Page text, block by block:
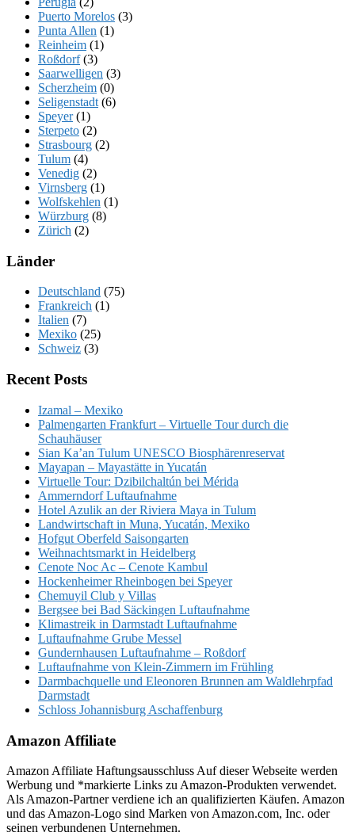
Puerto Morelos (3)
Punta Allen (1)
Reinheim (1)
Roßdorf(3)
Saarwelligen (3)
Scherzheim (0)
Seligenstadt (6)
Speyer(1)
Sterpeto (2)
Strasbourg (2)
Tulum (4)
Venedig (2)
Virnsberg (1)
Wolfskehlen (1)
Würzburg (8)
Zürich (2)
Länder
Deutschland (75)
Frankreich (1)
Italien (7)
Mexiko (25)
Schweiz (3)
Recent Posts
Izamal – Mexiko
Palmengarten Frankfurt – Virtuelle Tour durch die
Schauhäuser
Sian Ka’an Tulum UNESCO Biosphärenreservat
Mayapan – Mayastätte in Yucatán
Virtuelle Tour: Dzibilchaltún bei Mérida
Ammerndorf Luftaufnahme
Hotel Azulik an der Riviera Maya in Tulum
Landwirtschaft in Muna, Yucatán, Mexiko
Hofgut Oberfeld Saisongarten
Weihnachtsmarkt in Heidelberg
Cenote Noc Ac – Cenote Kambul
Hockenheimer Rheinbogen bei Speyer
Chemuyil Club y Villas
Bergsee bei Bad Säckingen Luftaufnahme
Klimastreik in Darmstadt Luftaufnahme
Luftaufnahme Grube Messel
Gundernhausen Luftaufnahme – Roßdorf
Luftaufnahme von Klein-Zimmern im Frühling
Darmbachquelle und Eleonoren Brunnen am Waldlehrpfad
Darmstadt
Schloss Johannisburg Aschaffenburg
Amazon Affiliate
Amazon Affiliate Haftungsausschluss Auf dieser Webseite werden
Werbung und *markierte Links zu Amazon-Produkten verwendet.
Als Amazon-Partner verdiene ich an qualifizierten Käufen. Amazon
und das Amazon-Logo sind Marken von Amazon.com, Inc. oder
seinen verbundenen Unternehmen.